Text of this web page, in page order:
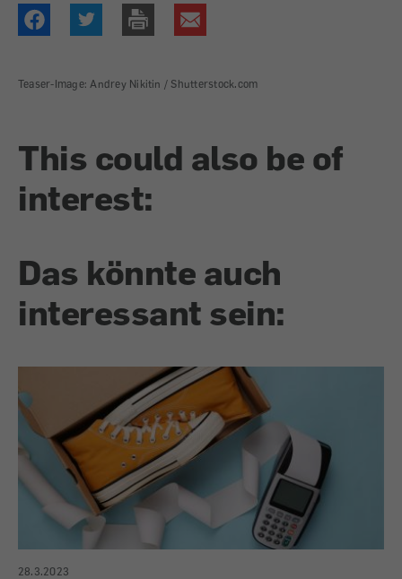
Teaser-Image: Andrey Nikitin / Shutterstock.com
This could also be of
interest:
Das könnte auch
interessant sein:
28.3.2023